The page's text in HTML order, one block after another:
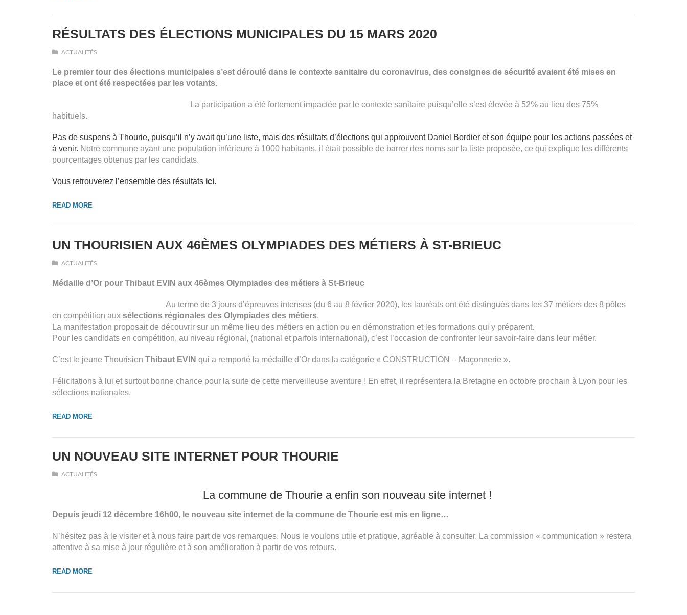
RÉSULTATS DES ÉLECTIONS MUNICIPALES DU 15 MARS 2020
ACTUALITÉS
Le premier tour des élections municipales s’est déroulé dans le contexte sanitaire du coronavirus, des consignes de sécurité avaient été mises en
place et ont été respectées par les votants.
La participation a été fortement impactée par le contexte sanitaire puisqu’elle s’est élevée à 52% au lieu des 75%
habituels.
Pas de suspens à Thourie, puisqu’il n’y avait qu’une liste, mais des résultats d’élections qui approuvent Daniel Bordier et son équipe pour les actions passées et
à venir. Notre commune ayant une population inférieure à 1000 habitants, il était possible de barrer des noms sur la liste proposée, ce qui explique les différents
pourcentages obtenus par les candidats.
Vous retrouverez l’ensemble des résultats ici.
READ MORE
UN THOURISIEN AUX 46ÈMES OLYMPIADES DES MÉTIERS À ST-BRIEUC
ACTUALITÉS
Médaille d’Or pour Thibaut EVIN aux 46èmes Olympiades des métiers à St-Brieuc
Au terme de 3 jours d’épreuves intenses (du 6 au 8 février 2020), les lauréats ont été distingués dans les 37 métiers des 8 pôles
en compétition aux sélections régionales des Olympiades des métiers.
La manifestation proposait de découvrir sur un même lieu des métiers en action ou en démonstration et les formations qui y préparent.
Pour les candidats en compétition, au niveau régional, (national et parfois international), c’est l’occasion de confronter leur savoir-faire dans leur métier.
C’est le jeune Thourisien Thibaut EVIN qui a remporté la médaille d’Or dans la catégorie « CONSTRUCTION – Maçonnerie ».
Félicitations à lui et surtout bonne chance pour la suite de cette merveilleuse aventure ! En effet, il représentera la Bretagne en octobre prochain à Lyon pour les
sélections nationales.
READ MORE
UN NOUVEAU SITE INTERNET POUR THOURIE
ACTUALITÉS
La commune de Thourie a enfin son nouveau site internet !
Depuis jeudi 12 décembre 16h00, le nouveau site internet de la commune de Thourie est mis en ligne…
N’hésitez pas à le visiter et à nous faire part de vos remarques. Nous le voulons utile et pratique, agréable à consulter. La commission « communication » restera
attentive à sa mise à jour régulière et à son amélioration à partir de vos retours.
READ MORE